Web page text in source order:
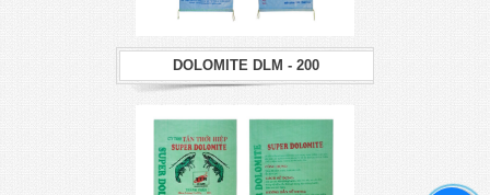
DOLOMITE DLM - 200